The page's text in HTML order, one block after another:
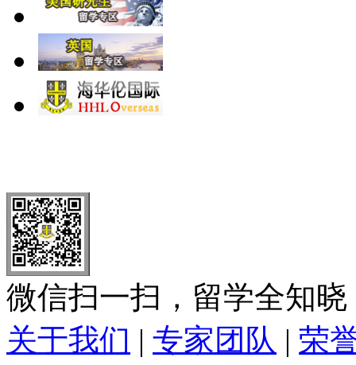
微信扫一扫，留学全知晓
关于我们 | 专家团队 | 荣